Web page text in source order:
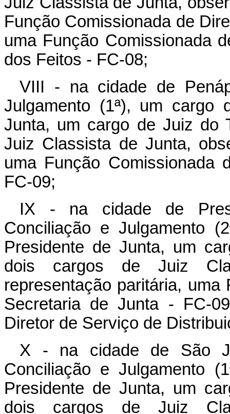
Função Comissionada de
uma Função Comissionada
dos Feitos - FC-08;
VIII - na cidade de
Julgamento (1ª), um cargo
Junta, um cargo de Juiz do
Juiz Classista de Junta,
uma Função
FC-09;
IX - na cidade de
Conciliação e Julgamento
Presidente de Junta, um
dois cargos de Juiz
representação paritária,
Secretaria de Junta - FC-
Diretor de Serviço de
X - na cidade de São
Conciliação e Julgamento
Presidente de Junta, um
dois cargos de Juiz